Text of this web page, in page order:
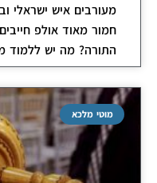
מעורבים איש ישראלי
חמור מאוד אולפ
התורה? מה יש ללמוד
מוטי מלכא